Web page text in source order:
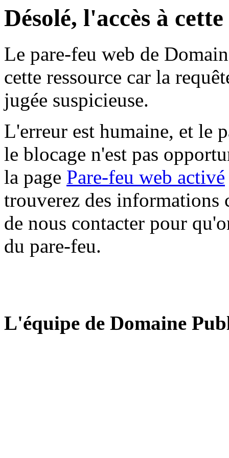
Désolé, l'accès à
Le pare-feu web de
cette ressource car la
jugée suspicieuse.
L'erreur est humaine, et le
le blocage n'est pas
la page Pare-feu web activé
trouverez des informations
de nous contacter pour
du pare-feu.
L'équipe de Domaine